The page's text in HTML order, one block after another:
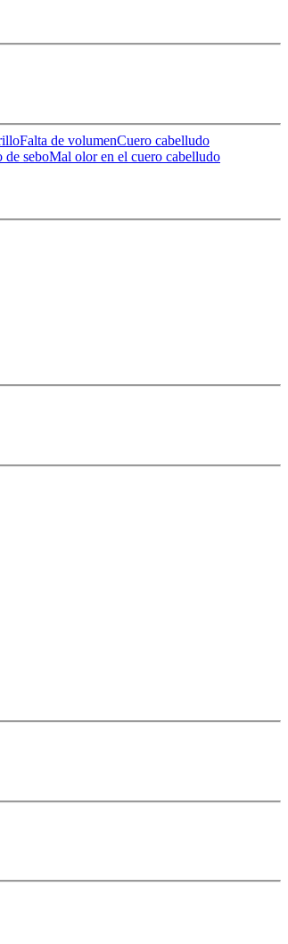
Falta de volumenCuero cabelludo
de seboMal olor en el cuero cabelludo